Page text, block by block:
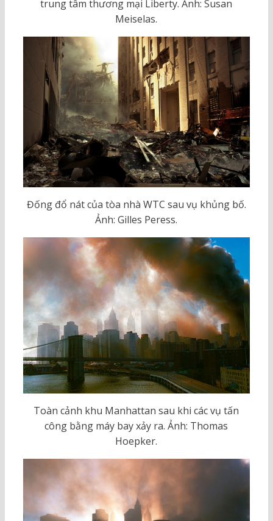
trung tâm thương mại Liberty. Ảnh: Susan
Meiselas.
Đống đổ nát của tòa nhà WTC sau vụ khủng bố.
Ảnh: Gilles Peress.
Toàn cảnh khu Manhattan sau khi các vụ tấn
công bằng máy bay xảy ra. Ảnh: Thomas
Hoepker.